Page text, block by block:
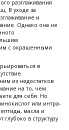
разглаживания
В уходе за
и
Однако она не
с окрашенными
в
из недостатков
на то, чем
для себя. Но
или интра-
масла и
в структуру